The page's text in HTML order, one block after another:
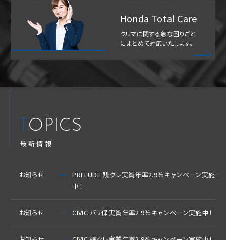
Honda Total Care
クルマに関する急な困りごと
にまとめて対応いたします。
TOPICS
最新情報
お知らせ
PRELUDE 残クレ実質年率2.9％キャンペーン実施
中！
お知らせ CIVIC バリ保実質年率2.9％キャンペーン実施中！